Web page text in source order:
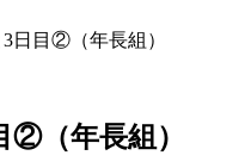
日目②（年長組）
②（年長組）